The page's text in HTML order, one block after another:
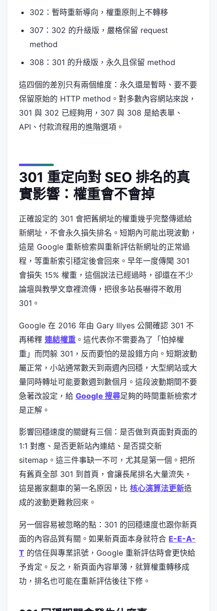
302：暫時重新導向，權重原則上不轉移
307：302 的升級版，嚴格保留 request
method
308：301 的升級版，永久且保留 method
這四個的差別只有兩個維度：永久還是暫時、要不要
保留原始的 HTTP method。對多數內容網站來說，
301 與 302 已經夠用，307 與 308 是給表單、
API、付款流程用的進階選項。
301 重定向對 SEO 排名的真
實影響：權重會不會掉
正確設定的 301 會把舊網址的權重幾乎完整傳遞給
新網址，不會永久損失排名。短期內可能出現波動，
這是 Google 重新檢索與重新評估新網址的正常過
程，等重新索引穩定後會回來。早年一度傳聞 301
會損失 15% 權重，這個說法已經過時，卻還在不少
論壇與教學文章裡流傳，把很多站長嚇得不敢用
301。
Google 在 2016 年由 Gary Illyes 公開確認 301 不
再稀釋 連結權重 。這代表你不需要為了「怕掉權
重」而閃躲 301，反而要怕的是設錯方向。短期波動
屬正常，小站通常數天到兩週內回穩，大型網站或大
量同時轉址可能要數週到數個月。這段波動期間不要
急著改設定，給 Google 搜尋足夠的時間重新檢索才
是正解。
影響回穩速度的關鍵有三個：是否做到頁面對頁面的
1:1 對應、是否更新站內連結、是否提交新
sitemap。這三件事缺一不可，尤其是第一個。把所
有舊頁全部 301 到首頁，會讓長尾排名大量流失，
這是搬家翻車的第一名原因，比 核心演算法更新造
成的波動更難救回來。
另一個容易被忽略的點：301 的回穩速度也跟你新頁
面的內容品質有關。如果新頁面本身就符合 E-E-A-
T 的信任與專業訊號，Google 重新評估時會更快給
予肯定。反之，新頁面內容單薄，就算權重轉移成
功，排名也可能在重新評估後往下修。